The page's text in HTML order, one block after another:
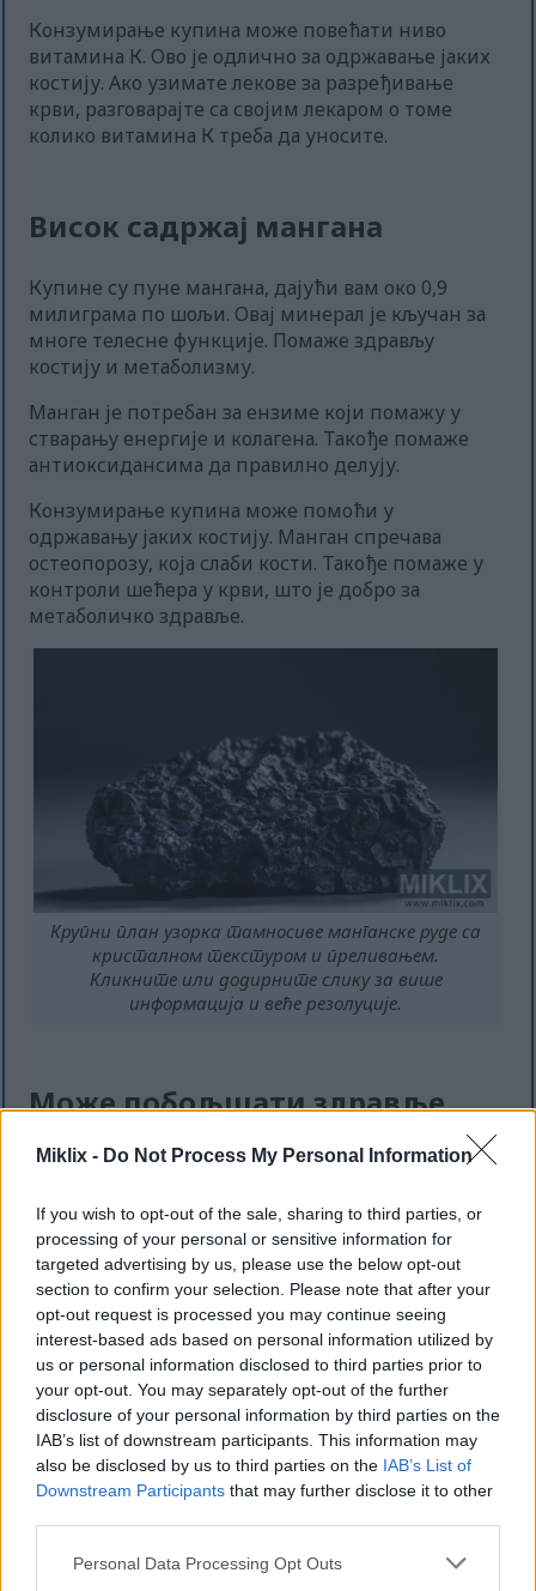
Miklix - Do Not Process My Personal Information
If you wish to opt-out of the sale, sharing to third parties, or
processing of your personal or sensitive information for
targeted advertising by us, please use the below opt-out
section to confirm your selection. Please note that after your
opt-out request is processed you may continue seeing
interest-based ads based on personal information utilized by
us or personal information disclosed to third parties prior to
your opt-out. You may separately opt-out of the further
disclosure of your personal information by third parties on the
IAB’s list of downstream participants. This information may
also be disclosed by us to third parties on the IAB’s List of
Downstream Participants that may further disclose it to other
Please note that this website/app uses one or more Google
Personal Data Processing Opt Outs
Конзумирање купина може повећати ниво
витамина К. Ово је одлично за одржавање јаких
костију. Ако узимате лекове за разређивање
крви, разговарајте са својим лекаром о томе
колико витамина К треба да уносите.
Висок садржај мангана
Купине су пуне мангана, дајући вам око 0,9
милиграма по шољи. Овај минерал је кључан за
многе телесне функције. Помаже здрављу
костију и метаболизму.
Манган је потребан за ензиме који помажу у
стварању енергије и колагена. Такође помаже
антиоксидансима да правилно делују.
Конзумирање купина може помоћи у
одржавању јаких костију. Манган спречава
остеопорозу, која слаби кости. Такође помаже у
контроли шећера у крви, што је добро за
метаболичко здравље.
Крупни план узорка тамносиве манганске руде са
кристалном текстуром и преливањем.
Кликните или додирните слику за више
информација и веће резолуције.
Може побољшати здравље
мозга
Истраживања показују да су купине одличне за
здравље мозга. Пуне су антиоксиданата, попут
антоцијанина, који побољшавају функцију мозга.
Често конзумирање купина може помоћи
неуронима да боље говоре, што их чини добрим
за ваш ум.
Купине се такође боре против упале у мозгу. Ово
може помоћи у заштити од губитка памћења
како старимо. За старије особе, додавање купина
у оброке може помоћи у спречавању деменције.
Подржава здравље усне